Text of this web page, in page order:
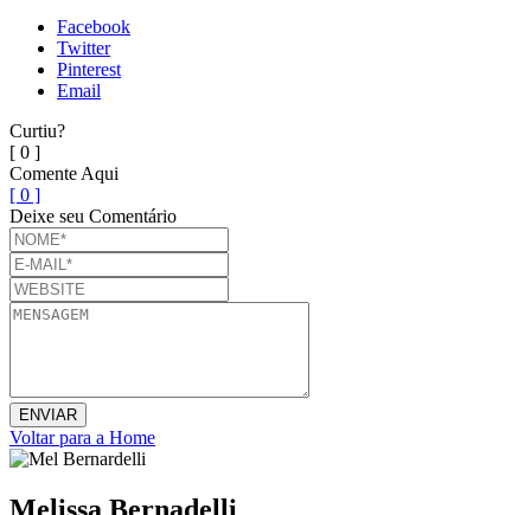
Facebook
Twitter
Pinterest
Email
Curtiu?
[ 0 ]
Comente Aqui
[ 0 ]
Deixe seu Comentário
Voltar para a Home